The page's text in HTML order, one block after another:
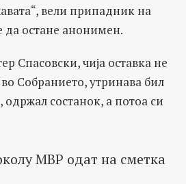
вели припадник на
да остане анонимен.
Спасовски, чија оставка не
Собранието, утринава бил
одржал состанок, а потоа си
МВР одат на сметка